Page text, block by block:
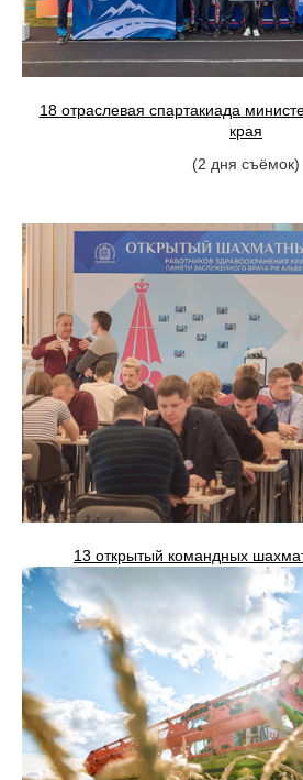
18 отраслевая спартакиада
края
(2 дня съёмок)
13 открытый командных